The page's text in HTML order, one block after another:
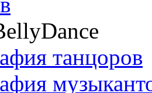
танцоров